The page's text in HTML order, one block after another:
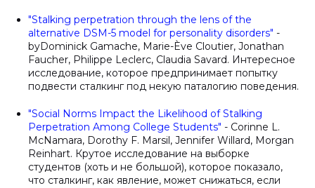
"Stalking perpetration through the lens of the
alternative DSM-5 model for personality disorders" -
byDominick Gamache, Marie-Ève Cloutier, Jonathan
Faucher, Philippe Leclerc, Claudia Savard. Интересное
исследование, которое предпринимает попытку
подвести сталкинг под некую паталогию поведения.
"Social Norms Impact the Likelihood of Stalking
Perpetration Among College Students" - Corinne L.
McNamara, Dorothy F. Marsil, Jennifer Willard, Morgan
Reinhart. Крутое исследование на выборке
студентов (хоть и не большой), которое показало,
что сталкинг, как явление, может снижаться, если